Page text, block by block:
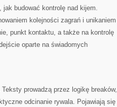
budować kontrolę nad kijem.
kolejności zagrań i unikaniem
punkt kontaktu, a także na kontrolę
oparte na świadomych
prowadzą przez logikę breaków,
odcinanie rywala. Pojawiają się